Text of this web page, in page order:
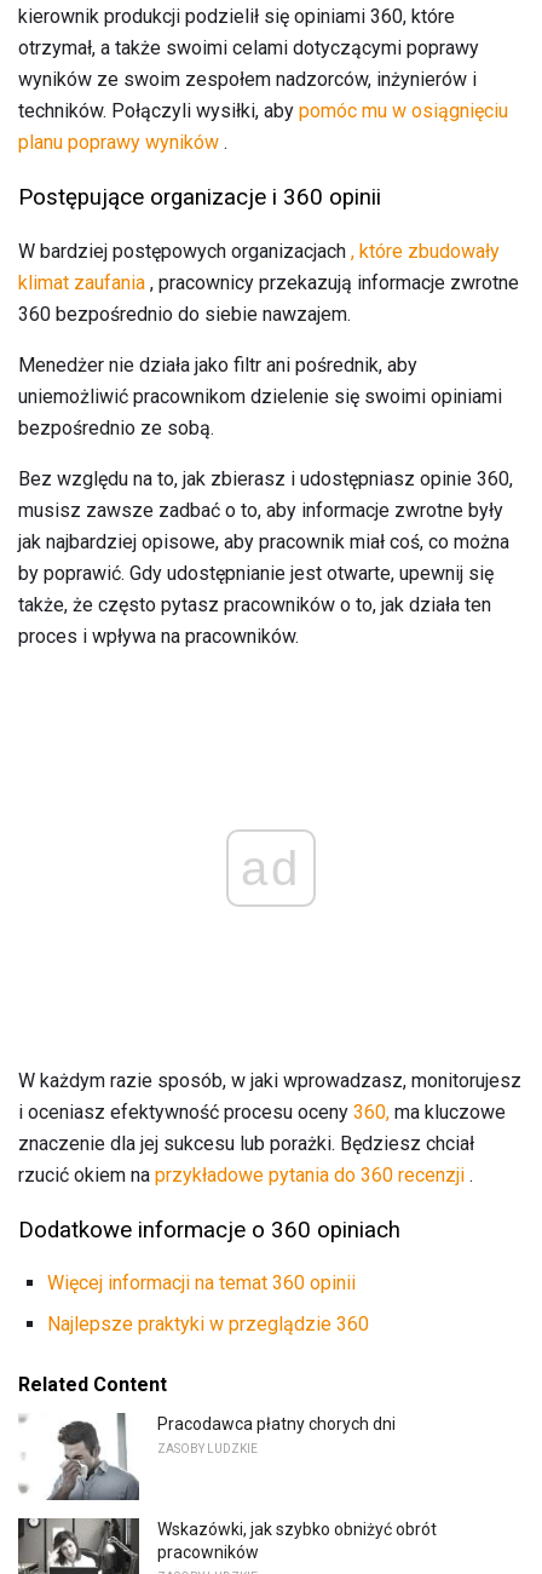
kierownik produkcji podzielił się opiniami 360, które
otrzymał, a także swoimi celami dotyczącymi poprawy
wyników ze swoim zespołem nadzorców, inżynierów i
techników. Połączyli wysiłki, aby pomóc mu w osiągnięciu
planu poprawy wyników .
Postępujące organizacje i 360 opinii
W bardziej postępowych organizacjach , które zbudowały
klimat zaufania , pracownicy przekazują informacje zwrotne
360 ​​bezpośrednio do siebie nawzajem.
Menedżer nie działa jako filtr ani pośrednik, aby
uniemożliwić pracownikom dzielenie się swoimi opiniami
bezpośrednio ze sobą.
Bez względu na to, jak zbierasz i udostępniasz opinie 360,
musisz zawsze zadbać o to, aby informacje zwrotne były
jak najbardziej opisowe, aby pracownik miał coś, co można
by poprawić. Gdy udostępnianie jest otwarte, upewnij się
także, że często pytasz pracowników o to, jak działa ten
proces i wpływa na pracowników.
ad
W każdym razie sposób, w jaki wprowadzasz, monitorujesz
i oceniasz efektywność procesu oceny 360, ma kluczowe
znaczenie dla jej sukcesu lub porażki. Będziesz chciał
rzucić okiem na przykładowe pytania do 360 recenzji .
Dodatkowe informacje o 360 opiniach
Więcej informacji na temat 360 opinii
Najlepsze praktyki w przeglądzie 360
Related Content
Pracodawca płatny chorych dni
ZASOBY LUDZKIE
Wskazówki, jak szybko obniżyć obrót
pracowników